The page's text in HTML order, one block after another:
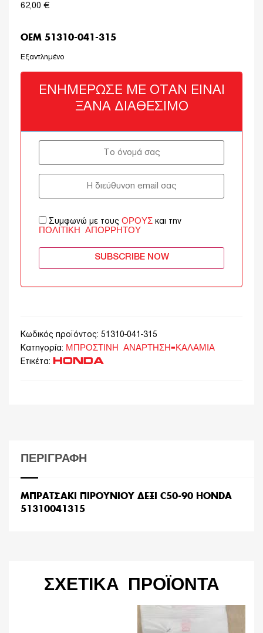
62,00 €
OEM 51310-041-315
Εξαντλημένο
ΕΝΗΜΈΡΩΣΈ ΜΕ ΌΤΑΝ ΕΊΝΑΙ
ΞΑΝΆ ΔΙΑΘΈΣΙΜΟ
Συμφωνώ με τους ΌΡΟΥΣ και την
ΠΟΛΙΤΙΚΉ ΑΠΟΡΡΉΤΟΥ
SUBSCRIBE NOW
Κωδικός προϊόντος: 51310-041-315
Κατηγορία: ΜΠΡΟΣΤΙΝΗ ΑΝΑΡΤΗΣΗ-ΚΑΛΑΜΙΑ
Ετικέτα: HONDA
ΠΕΡΙΓΡΑΦΉ
ΜΠΡΑΤΣΑΚΙ ΠΙΡΟΥΝΙΟΥ ΔΕΞΙ C50-90 HONDA
51310041315
ΣΧΕΤΙΚΆ ΠΡΟΪΌΝΤΑ